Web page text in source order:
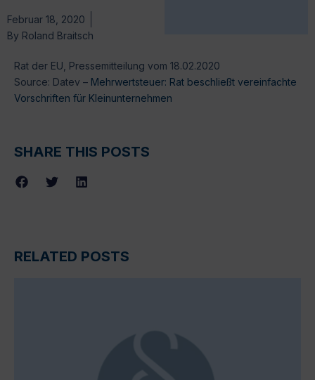
Februar 18, 2020
By Roland Braitsch
Rat der EU, Pressemitteilung vom 18.02.2020
Source: Datev – Mehrwertsteuer: Rat beschließt vereinfachte
Vorschriften für Kleinunternehmen
SHARE THIS POSTS
RELATED POSTS